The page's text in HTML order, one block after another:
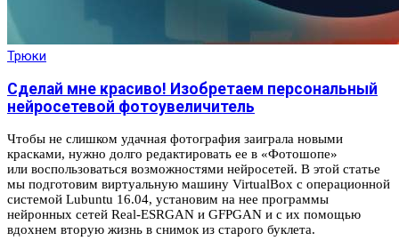
Трюки
Сделай мне красиво! Изобретаем персональный
нейросетевой фотоувеличитель
Чтобы не слишком удачная фотография заиграла новыми
красками, нужно долго редактировать ее в «Фотошопе»
или воспользоваться возможностями нейросетей. В этой статье
мы подготовим виртуальную машину VirtualBox с операционной
системой Lubuntu 16.04, установим на нее программы
нейронных сетей Real-ESRGAN и GFPGAN и с их помощью
вдохнем вторую жизнь в снимок из старого буклета.